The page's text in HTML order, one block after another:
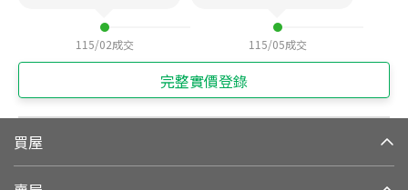
115/02成交 115/05成交
完整實價登錄
買屋